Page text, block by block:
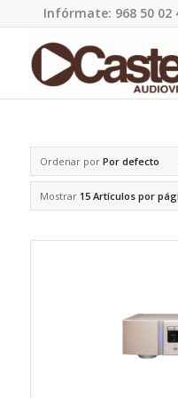
Infórmate: 968 50 02
Ordenar por Por defecto
Mostrar 15 Artículos por